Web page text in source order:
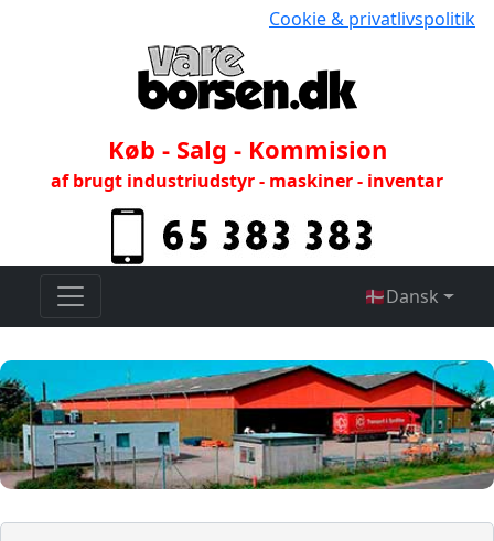
Cookie & privatlivspolitik
Køb - Salg - Kommision
af brugt industriudstyr - maskiner - inventar
🇩🇰Dansk